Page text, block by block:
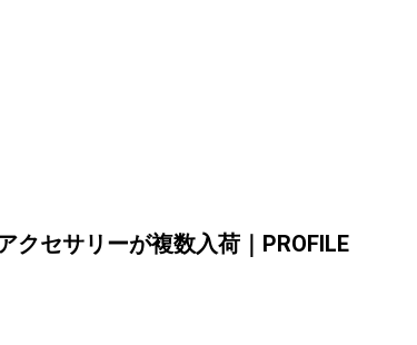
クセサリーが複数入荷｜PROFILE